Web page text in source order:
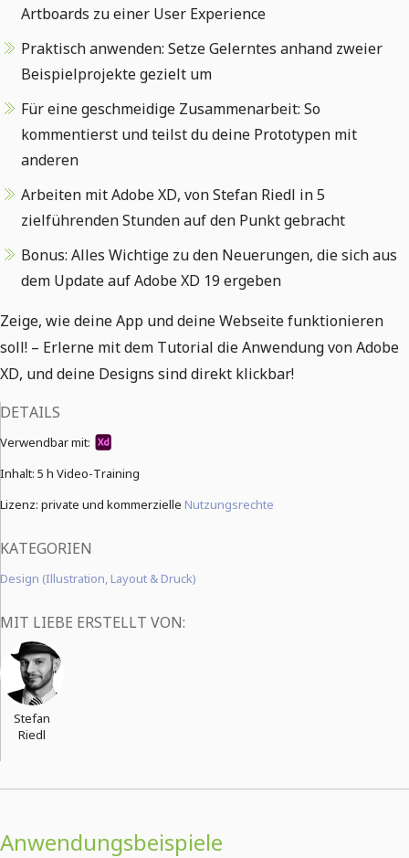
Artboards zu einer User Experience
Praktisch anwenden: Setze Gelerntes anhand zweier
Beispielprojekte gezielt um
Für eine geschmeidige Zusammenarbeit: So
kommentierst und teilst du deine Prototypen mit
anderen
Arbeiten mit Adobe XD, von Stefan Riedl in 5
zielführenden Stunden auf den Punkt gebracht
Bonus: Alles Wichtige zu den Neuerungen, die sich aus
dem Update auf Adobe XD 19 ergeben
Zeige, wie deine App und deine Webseite funktionieren
soll! – Erlerne mit dem Tutorial die Anwendung von Adobe
XD, und deine Designs sind direkt klickbar!
DETAILS
Verwendbar mit:
Inhalt: 5 h Video-Training
Lizenz: private und kommerzielle Nutzungsrechte
KATEGORIEN
Design (Illustration, Layout & Druck)
MIT LIEBE ERSTELLT VON:
Stefan
Riedl
Anwendungsbeispiele